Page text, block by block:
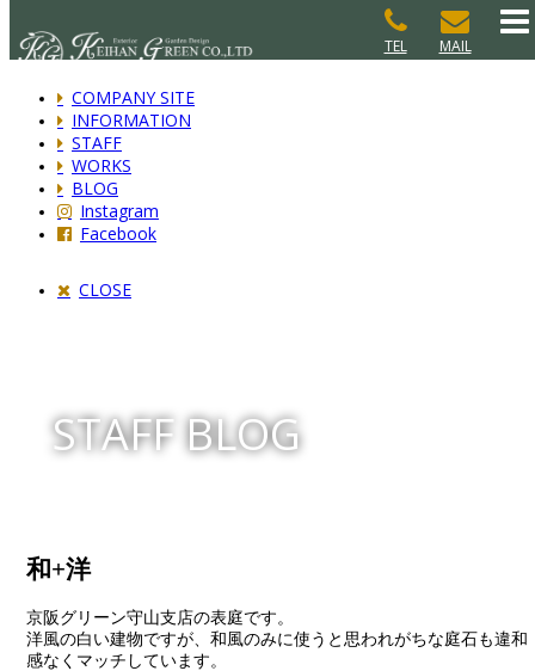
MAIL
TEL
COMPANY SITE
INFORMATION
STAFF
WORKS
BLOG
Instagram
Facebook
CLOSE
STAFF BLOG
和+洋
京阪グリーン守山支店の表庭です。
洋風の白い建物ですが、和風のみに使うと思われがちな庭石も違和
感なくマッチしています。